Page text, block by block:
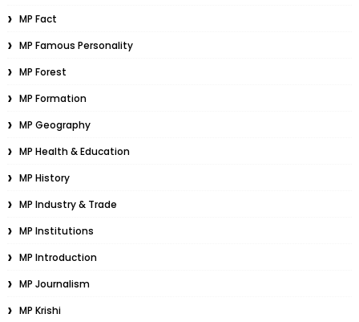
MP Fact
MP Famous Personality
MP Forest
MP Formation
MP Geography
MP Health & Education
MP History
MP Industry & Trade
MP Institutions
MP Introduction
MP Journalism
MP Krishi